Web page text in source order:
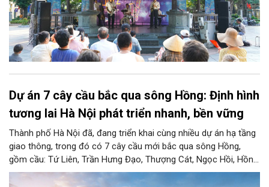
Dự án 7 cây cầu bắc qua sông Hồng: Định hình
tương lai Hà Nội phát triển nhanh, bền vững
Thành phố Hà Nội đã, đang triển khai cùng nhiều dự án hạ tầng
giao thông, trong đó có 7 cây cầu mới bắc qua sông Hồng,
gồm cầu: Tứ Liên, Trần Hưng Đạo, Thượng Cát, Ngọc Hồi, Hồng
Hà, Mễ Sở và Vân Phúc. 7 cây cầu này vừa giải bài toán hạ tầng